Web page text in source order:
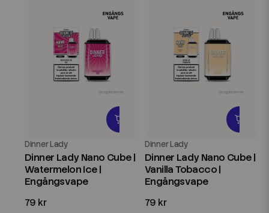
Dinner Lady
Dinner Lady Nano Cube |
Watermelon Ice |
Engångsvape
79 kr
Dinner Lady
Dinner Lady Nano Cube |
Vanilla Tobacco |
Engångsvape
79 kr